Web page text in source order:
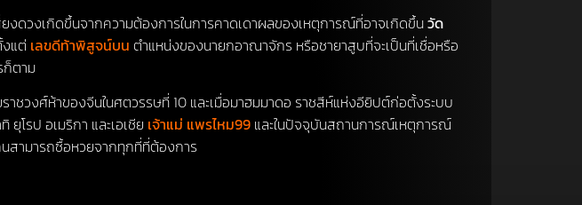
ยงดวงเกิดขึ้นจากความต้องการในการคาดเดาผลของเหตุการณ์ที่อาจเกิดขึ้นวัด
แต่ เลขดีท้าพิสูจน์บน ตำแหน่งของนายกอาณาจักร หรือชายาสูบที่จะเป็นที่เชื่อหรือ
ก็ตาม
าชวงศ์ห้าของจีนในศตวรรษที่ 10 และเมื่อมาฮมมาดอ ราชสีห์แห่งอียิปต์ก่อตั้งระบบ
โรป อเมริกา และเอเชีย เจ้าแม่ แพรไหม99 และในปัจจุบันสถานการณ์เหตุการณ์
นสามารถซื้อหวยจากทุกที่ที่ต้องการ